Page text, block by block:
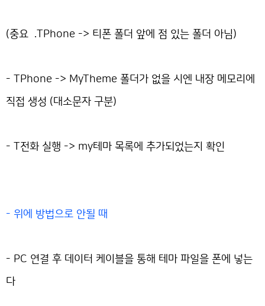
(중요 .TPhone -> 티폰 폴더 앞에 점 있는 폴더 아님)
- TPhone -> MyTheme 폴더가 없을 시엔 내장 메모리에
직접 생성 (대소문자 구분)
- T전화 실행 -> my테마 목록에 추가되었는지 확인
- 위에 방법으로 안될 때
- PC 연결 후 데이터 케이블을 통해 테마 파일을 폰에 넣는
다